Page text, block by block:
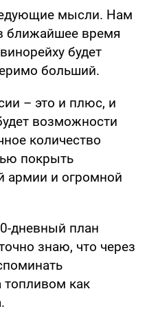
мысли. Нам
ближайшее время
будет
больший.
– это и плюс, и
возможности
количество
покрыть
армии и огромной
дневный план
знаю, что через
топливом как